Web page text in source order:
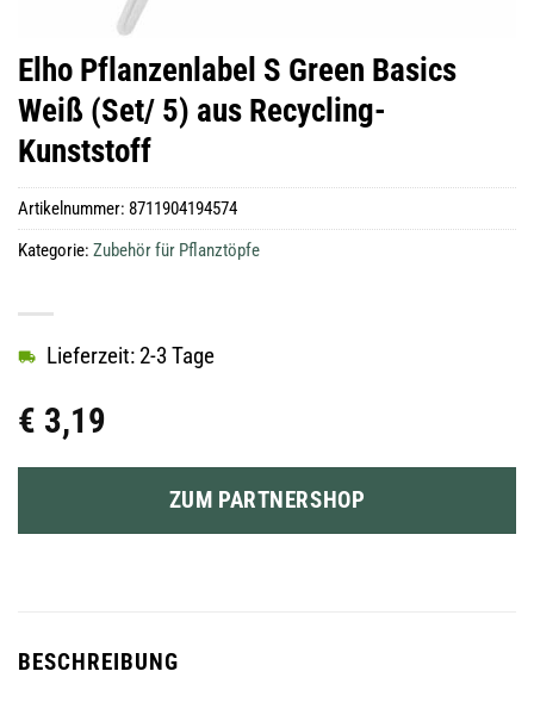
Elho Pflanzenlabel S Green Basics
Weiß (Set/ 5) aus Recycling-
Kunststoff
€ 3,19
Lieferzeit: 2-3 Tage
ZUM PARTNERSHOP
Artikelnummer: 8711904194574
Kategorie: Zubehör für Pflanztöpfe
BESCHREIBUNG